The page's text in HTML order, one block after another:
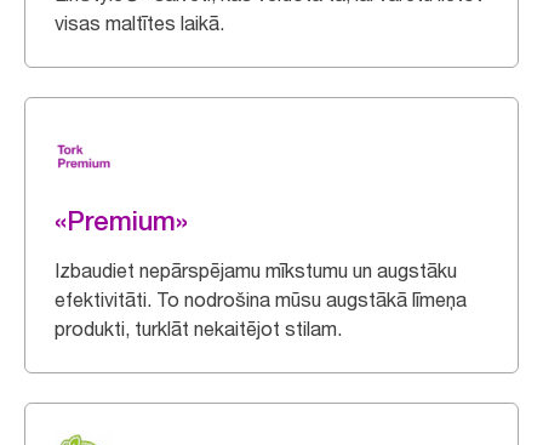
visas maltītes laikā.
«Premium»
Izbaudiet nepārspējamu mīkstumu un augstāku
efektivitāti. To nodrošina mūsu augstākā līmeņa
produkti, turklāt nekaitējot stilam.